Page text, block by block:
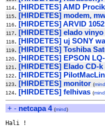
114. [HIRDETES] AMD
115. [HIRDETES] modem,
116. [HIRDETES] ARVID
117. [HIRDETES] elado vinyo
118. [HIRDETES] uj SONY
119. [HIRDETES] Toshiba
120. [HIRDETES] EPSON
121 . [HIRDETES] Elado CD-k
122. [HIRDETES]
123. [HIRDETES] monitor (mind
124. [HIRDETES] felhivas (mind
+ - netcapa 4 (mind)
Hali !